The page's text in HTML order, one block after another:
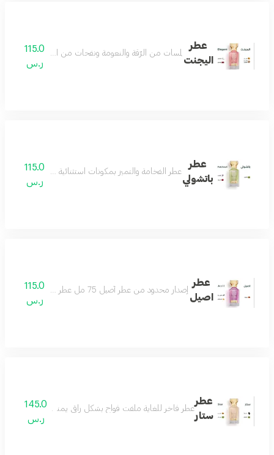
عطر
اليجنت
لمسات من الرّقة والنعومة ونفحات من الجمال
115.0
ر.س
عطر
باتشولي
عطر الفخامة والتميز بمكونات استثنائية مختارة بعناية
115.0
ر.س
عطر
اصيل
إصدار محدود من عطر أصيل 75 مل عطر منعش يتميز باللطافة والهدوء والجمال يمنحك شعورا بالمتعة والسعادة عطر ممتع ومريح للغاية عطرك اليومي مكونات العطر توت فراولة فانيلا زهر البرتقال
115.0
ر.س
عطر
ستار
عطر فاخر للغاية ملفت فواح بشكل راقي يمنحك الفخامة
145.0
ر.س